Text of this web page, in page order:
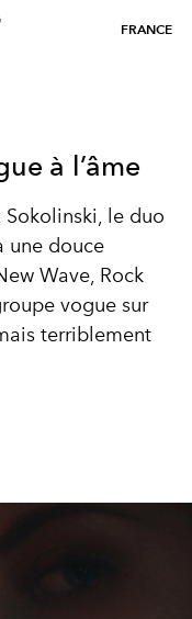
FRANCE
à l’âme
le duo
une douce
Wave, Rock
vogue sur
terriblement